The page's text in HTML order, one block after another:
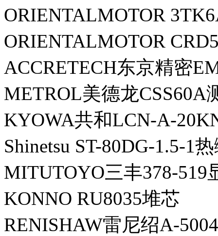
ORIENTALMOTOR
ORIENTALMOTOR
ACCRETECH东京精密
METROL美德龙CSS60A
KYOWA共和LCN-A-
Shinetsu ST-80DG-1.5-1
MITUTOYO三丰378-519
KONNO RU8035堆芯
RENISHAW雷尼绍A-